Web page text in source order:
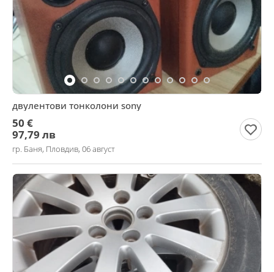
двулентови тонколони sony
50 €
97,79 лв
гр. Баня, Пловдив, 06 август